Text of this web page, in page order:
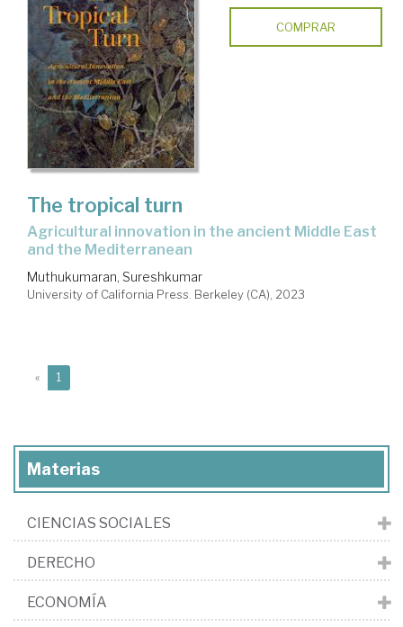
COMPRAR
The tropical turn
agricultural innovation in the ancient Middle East
and the Mediterranean
Muthukumaran, Sureshkumar
University of California Press. Berkeley (CA), 2023
« 1
Materias
CIENCIAS SOCIALES
DERECHO
ECONOMÍA